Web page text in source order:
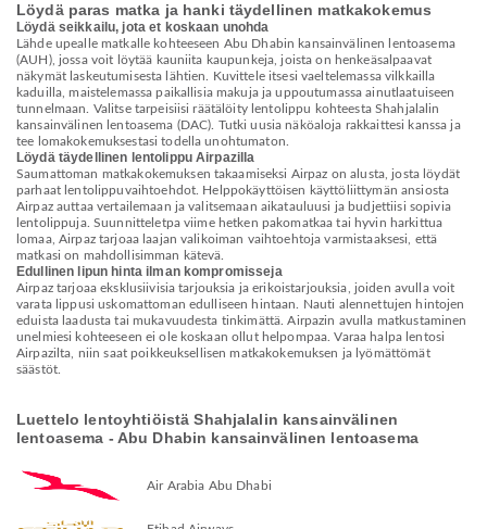
Löydä paras matka ja hanki täydellinen matkakokemus
Löydä seikkailu, jota et koskaan unohda
Lähde upealle matkalle kohteeseen Abu Dhabin kansainvälinen lentoasema
(AUH), jossa voit löytää kauniita kaupunkeja, joista on henkeäsalpaavat
näkymät laskeutumisesta lähtien. Kuvittele itsesi vaeltelemassa vilkkailla
kaduilla, maistelemassa paikallisia makuja ja uppoutumassa ainutlaatuiseen
tunnelmaan. Valitse tarpeisiisi räätälöity lentolippu kohteesta Shahjalalin
kansainvälinen lentoasema (DAC). Tutki uusia näköaloja rakkaittesi kanssa ja
tee lomakokemuksestasi todella unohtumaton.
Löydä täydellinen lentolippu Airpazilla
Saumattoman matkakokemuksen takaamiseksi Airpaz on alusta, josta löydät
parhaat lentolippuvaihtoehdot. Helppokäyttöisen käyttöliittymän ansiosta
Airpaz auttaa vertailemaan ja valitsemaan aikatauluusi ja budjettiisi sopivia
lentolippuja. Suunnitteletpa viime hetken pakomatkaa tai hyvin harkittua
lomaa, Airpaz tarjoaa laajan valikoiman vaihtoehtoja varmistaaksesi, että
matkasi on mahdollisimman kätevä.
Edullinen lipun hinta ilman kompromisseja
Airpaz tarjoaa eksklusiivisia tarjouksia ja erikoistarjouksia, joiden avulla voit
varata lippusi uskomattoman edulliseen hintaan. Nauti alennettujen hintojen
eduista laadusta tai mukavuudesta tinkimättä. Airpazin avulla matkustaminen
unelmiesi kohteeseen ei ole koskaan ollut helpompaa. Varaa halpa lentosi
Airpazilta, niin saat poikkeuksellisen matkakokemuksen ja lyömättömät
säästöt.
Luettelo lentoyhtiöistä Shahjalalin kansainvälinen
lentoasema - Abu Dhabin kansainvälinen lentoasema
Air Arabia Abu Dhabi